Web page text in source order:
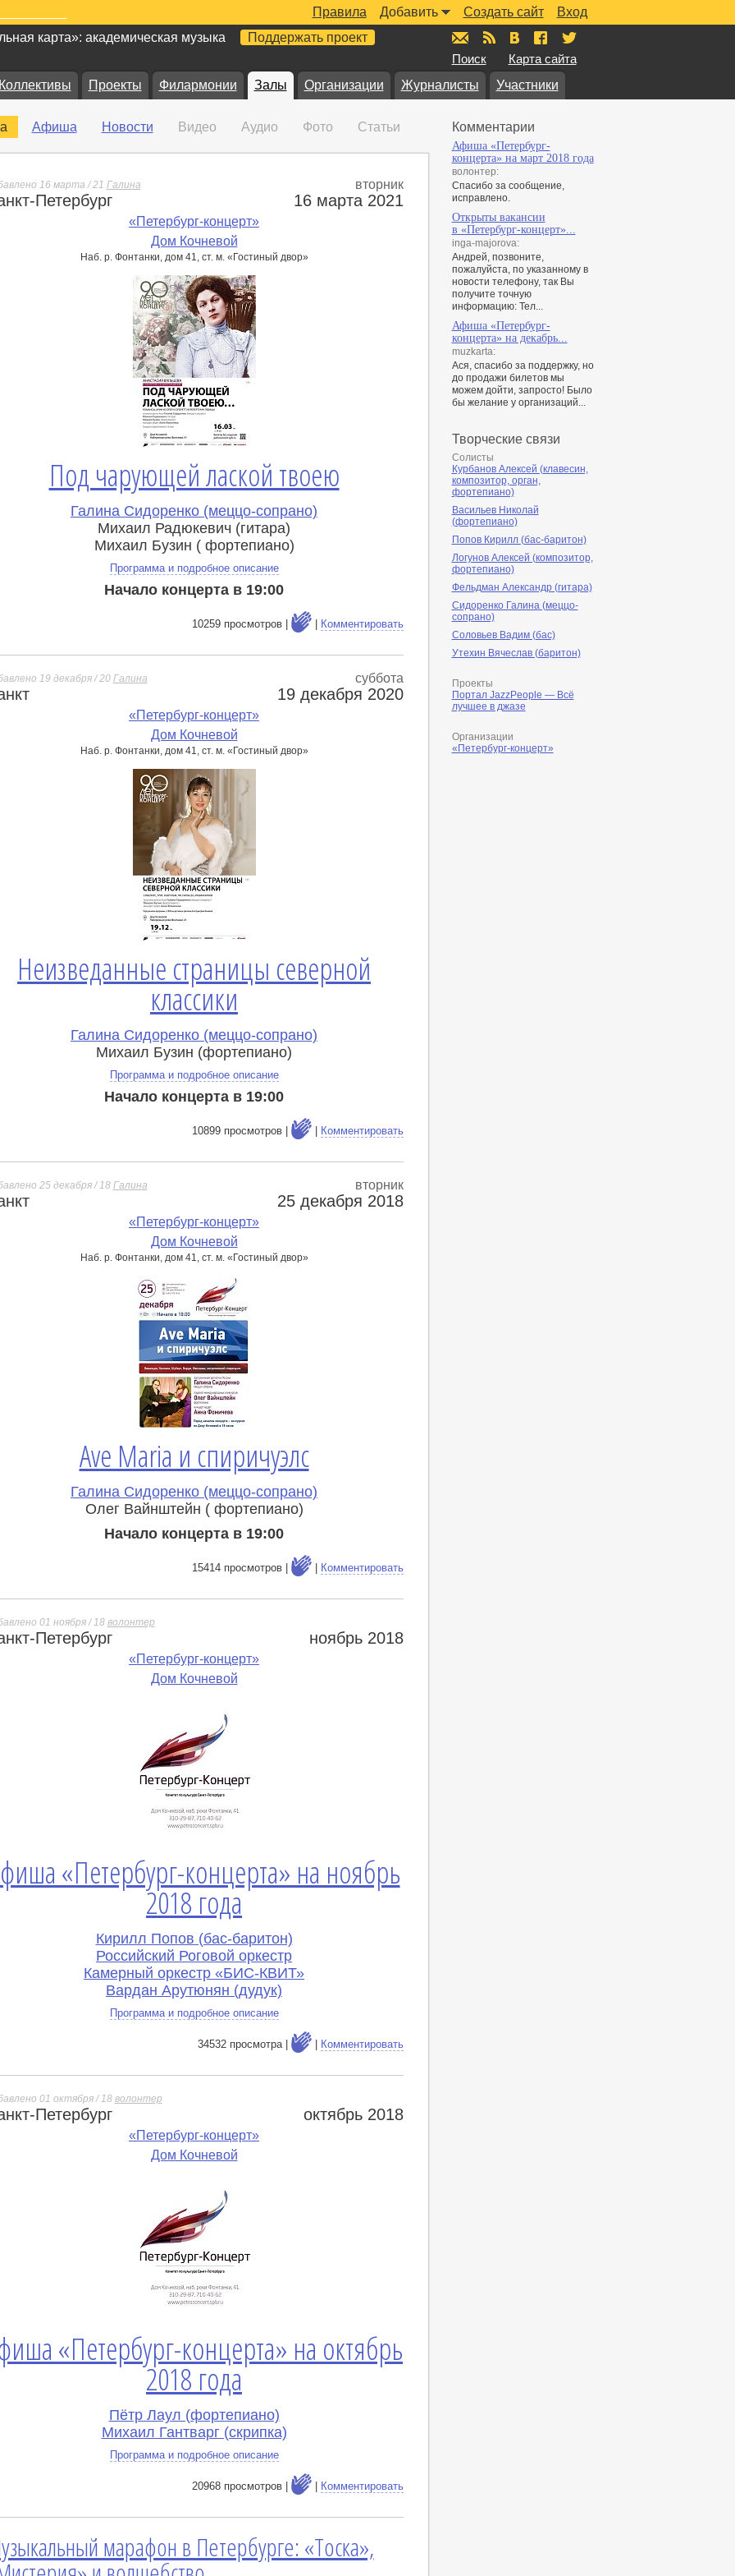
Вход
Создать сайт
Добавить
Правила
карта»: академическая музыка
Поддержать проект
Поиск
Карта сайта
Проекты Филармонии Залы Организации Журналисты Участники
Афиша Новости Видео Аудио Фото Статьи
16 марта / 21 Галина вторник
Петербург 16 марта 2021
«Петербург-концерт»
Дом Кочневой
Наб. р. Фонтанки, дом 41, ст. м. «Гостиный двор»
Под чарующей лаской твоею
Галина Сидоренко (меццо-сопрано)
Михаил Радюкевич (гитара)
Михаил Бузин ( фортепиано)
Программа и подробное описание
Начало концерта в 19:00
10259 просмотров | Комментировать
19 декабря / 20 Галина суббота
19 декабря 2020
«Петербург-концерт»
Дом Кочневой
Наб. р. Фонтанки, дом 41, ст. м. «Гостиный двор»
Неизведанные страницы северной
классики
Галина Сидоренко (меццо-сопрано)
Михаил Бузин (фортепиано)
Программа и подробное описание
Начало концерта в 19:00
10899 просмотров | Комментировать
25 декабря / 18 Галина вторник
25 декабря 2018
«Петербург-концерт»
Дом Кочневой
Наб. р. Фонтанки, дом 41, ст. м. «Гостиный двор»
Ave Maria и спиричуэлс
Галина Сидоренко (меццо-сопрано)
Олег Вайнштейн ( фортепиано)
Начало концерта в 19:00
15414 просмотров | Комментировать
01 ноября / 18 волонтер
Петербург ноябрь 2018
«Петербург-концерт»
Дом Кочневой
«Петербург-концерта» на ноябрь
2018 года
Кирилл Попов (бас-баритон)
Российский Роговой оркестр
Камерный оркестр «БИС-КВИТ»
Вардан Арутюнян (дудук)
Программа и подробное описание
34532 просмотра | Комментировать
01 октября / 18 волонтер
Петербург октябрь 2018
«Петербург-концерт»
Дом Кочневой
«Петербург-концерта» на октябрь
2018 года
Пётр Лаул (фортепиано)
Михаил Гантварг (скрипка)
Программа и подробное описание
20968 просмотров | Комментировать
марафон в Петербурге: «Тоска»,
Комментарии
Афиша «Петербург-
концерта» на март 2018 года
волонтер:
Спасибо за сообщение,
исправлено.
Открыты вакансии
в «Петербург-концерт»...
inga-majorova:
Андрей, позвоните,
пожалуйста, по указанному в
новости телефону, так Вы
получите точную
информацию: Тел...
Афиша «Петербург-
концерта» на декабрь...
muzkarta:
Ася, спасибо за поддержку, но
до продажи билетов мы
можем дойти, запросто! Было
бы желание у организаций...
Творческие связи
Солисты
Курбанов Алексей (клавесин,
композитор, орган,
фортепиано)
Васильев Николай
(фортепиано)
Попов Кирилл (бас-баритон)
Логунов Алексей (композитор,
фортепиано)
Фельдман Александр (гитара)
Сидоренко Галина (меццо-
сопрано)
Соловьев Вадим (бас)
Утехин Вячеслав (баритон)
Проекты
Портал JazzPeople — Всё
лучшее в джазе
Организации
«Петербург-концерт»